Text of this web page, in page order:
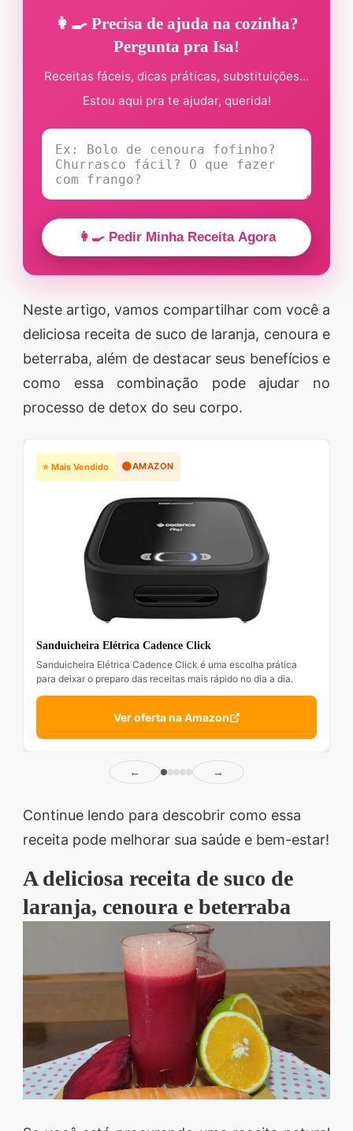
👩‍🍳 Precisa de ajuda na cozinha?
Pergunta pra Isa!
Receitas fáceis, dicas práticas, substituições...
Estou aqui pra te ajudar, querida!
👩‍🍳 Pedir Minha Receita Agora
Neste artigo, vamos compartilhar com você a
deliciosa receita de suco de laranja, cenoura e
beterraba, além de destacar seus benefícios e
como essa combinação pode ajudar no
processo de detox do seu corpo.
⭐ Mais Vendido 🟠AMAZON
Sanduicheira Elétrica Cadence Click
Sanduicheira Elétrica Cadence Click é uma escolha prática
para deixar o preparo das receitas mais rápido no dia a dia.
Ver oferta na Amazon
← →
Continue lendo para descobrir como essa
receita pode melhorar sua saúde e bem-estar!
A deliciosa receita de suco de
laranja, cenoura e beterraba